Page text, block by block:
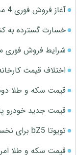
آغاز فروش فوری 4 محصول ایران خودرو در نمایندگی‌ها
خسارت گسترده به
شرایط فروش فوری
اختلاف قیمت
قیمت سکه و طلا دوشنبه 12
قیمت جدید خودرو
تویوتا bZ5 برای نخستین بار وارد بازار ایران می‌شود
قیمت سکه و طلا امروز